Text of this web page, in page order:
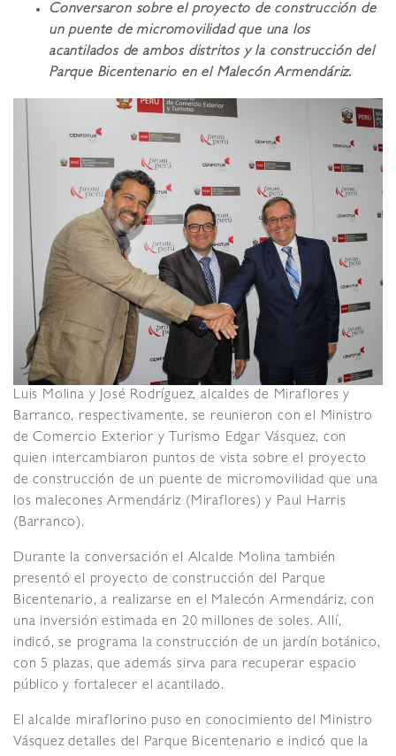
Conversaron sobre el proyecto de construcción de
un puente de micromovilidad que una los
acantilados de ambos distritos y la construcción del
Parque Bicentenario en el Malecón Armendáriz.
Luis Molina y José Rodríguez, alcaldes de Miraflores y
Barranco, respectivamente, se reunieron con el Ministro
de Comercio Exterior y Turismo Edgar Vásquez, con
quien intercambiaron puntos de vista sobre el proyecto
de construcción de un puente de micromovilidad que una
los malecones Armendáriz (Miraflores) y Paul Harris
(Barranco).
Durante la conversación el Alcalde Molina también
presentó el proyecto de construcción del Parque
Bicentenario, a realizarse en el Malecón Armendáriz, con
una inversión estimada en 20 millones de soles. Allí,
indicó, se programa la construcción de un jardín botánico,
con 5 plazas, que además sirva para recuperar espacio
público y fortalecer el acantilado.
El alcalde miraflorino puso en conocimiento del Ministro
Vásquez detalles del Parque Bicentenario e indicó que la